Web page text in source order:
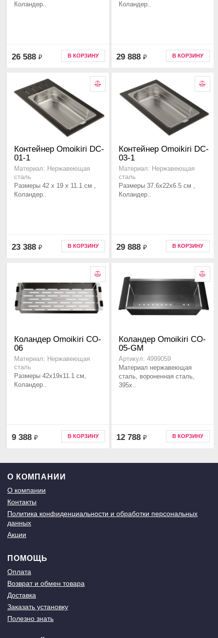
Коландер..
26 588 ₽ В КОРЗИНУ
Коландер..
29 888 ₽ В КОРЗИНУ
Контейнер Omoikiri DC-
01-1
Материал: Нержавеющая
сталь
Размеры 42 х 19 х 11.1 см ,
Коландер..
23 388 ₽ В КОРЗИНУ
Контейнер Omoikiri DC-
03-1
Материал: Нержавеющая
сталь
Размеры 37.6x22x6.5 см ,
Коландер..
29 888 ₽ В КОРЗИНУ
Коландер Omoikiri CO-
06
Материал: Нержавеющая
сталь
Размеры 42x19x11.1 см,
Коландер..
9 388 ₽ В КОРЗИНУ
Коландер Omoikiri CO-
05-GM
Артикул: 4999059
Материал нержавеющая
сталь, вороненная сталь,
395x..
12 788 ₽ В КОРЗИНУ
О КОМПАНИИ
О компании
Контакты
Политика конфиденциальности и обработки персональных
данных
Акции
ПОМОЩЬ
Оплата
Возврат и обмен товара
Доставка
Заказать установку
Полезно знать